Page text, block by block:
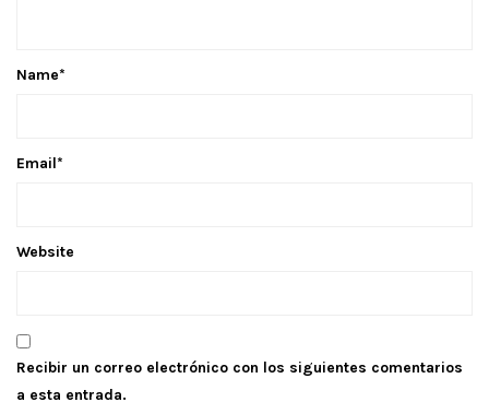
Name*
Email*
Website
Recibir un correo electrónico con los siguientes comentarios
a esta entrada.